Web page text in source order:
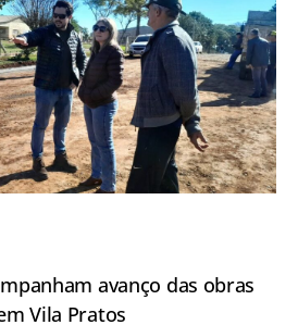
avanço das obras
Vila Pratos